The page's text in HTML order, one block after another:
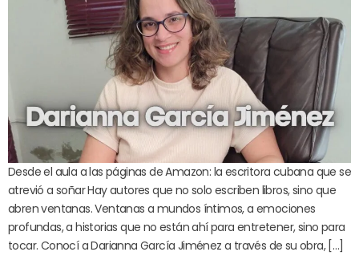
Desde el aula a las páginas de Amazon: la escritora cubana que se
atrevió a soñar Hay autores que no solo escriben libros, sino que
abren ventanas. Ventanas a mundos íntimos, a emociones
profundas, a historias que no están ahí para entretener, sino para
tocar. Conocí a Darianna García Jiménez a través de su obra, […]